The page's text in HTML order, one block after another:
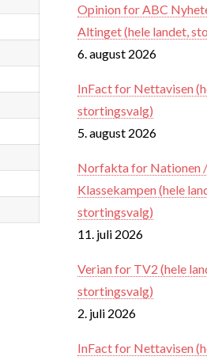
Opinion for ABC
Altinget (hele landet,
6. august 2026
InFact for Nettavisen
stortingsvalg)
5. august 2026
Norfakta for Nationen /
Klassekampen (hele
stortingsvalg)
11. juli 2026
Verian for TV2 (hele
stortingsvalg)
2. juli 2026
InFact for Nettavisen